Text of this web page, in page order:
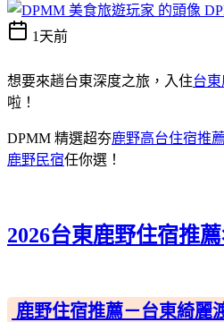
1天前
想要來趟台東深度之旅，入住台
啦！
DPMM 精選超夯鹿野高台住宿推薦
鹿野民宿任你選！
2026台東鹿野住宿推
鹿野住宿推薦－台東綺麗